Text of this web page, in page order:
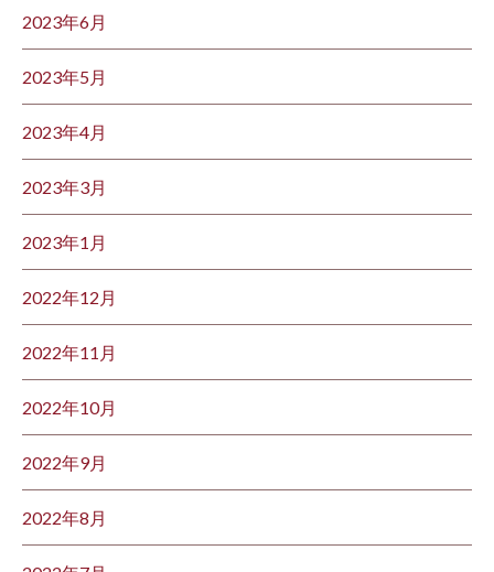
2023年6月
2023年5月
2023年4月
2023年3月
2023年1月
2022年12月
2022年11月
2022年10月
2022年9月
2022年8月